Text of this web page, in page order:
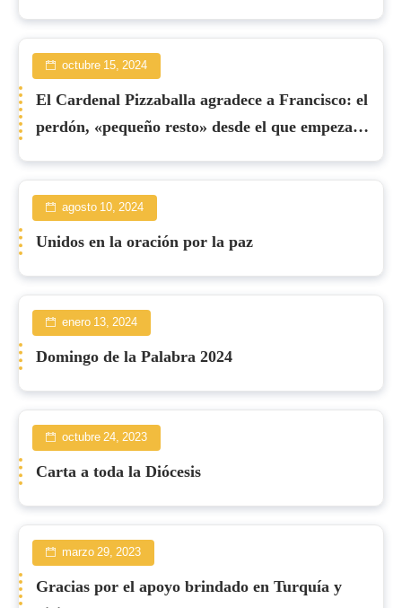
octubre 15, 2024
El Cardenal Pizzaballa agradece a Francisco: el
perdón, «pequeño resto» desde el que empezar
agosto 10, 2024
Unidos en la oración por la paz
enero 13, 2024
Domingo de la Palabra 2024
octubre 24, 2023
Carta a toda la Diócesis
marzo 29, 2023
Gracias por el apoyo brindado en Turquía y